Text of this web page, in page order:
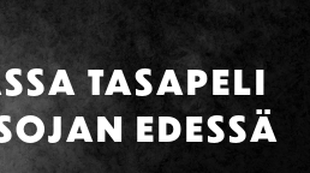
TASAPELI
EDESSÄ